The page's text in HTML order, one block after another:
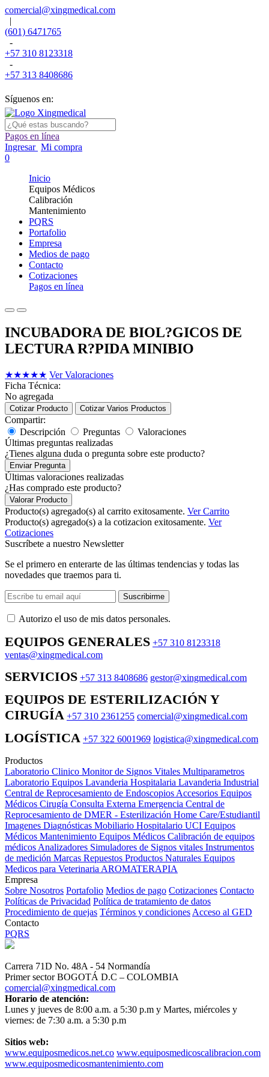
comercial@xingmedical.com
|
(601) 6471765
-
+57 310 8123318
-
+57 313 8408686
Síguenos en:
Pagos en línea
Ingresar Mi compra
0
Inicio
Equipos Médicos
Calibración
Mantenimiento
PQRS
Portafolio
Empresa
Medios de pago
Contacto
Cotizaciones
Pagos en línea
INCUBADORA DE BIOL?GICOS DE
LECTURA R?PIDA MINIBIO
★★★★★ Ver Valoraciones
Ficha Técnica:
No agregada
Cotizar Producto Cotizar Varios Productos
Compartir:
Descripción
Preguntas
Valoraciones
Últimas preguntas realizadas
¿Tienes alguna duda o pregunta sobre este producto?
Enviar Pregunta
Últimas valoraciones realizadas
¿Has comprado este producto?
Valorar Producto
Producto(s) agregado(s) al carrito exitosamente. Ver Carrito
Producto(s) agregado(s) a la cotizacion exitosamente. Ver
Cotizaciones
Suscríbete a nuestro Newsletter
Se el primero en enterarte de las últimas tendencias y todas las
novedades que traemos para ti.
Suscribirme
Autorizo ​​el uso de mis datos personales.
EQUIPOS GENERALES +57 310 8123318
ventas@xingmedical.com
SERVICIOS +57 313 8408686 gestor@xingmedical.com
EQUIPOS DE ESTERILIZACIÓN Y
CIRUGÍA +57 310 2361255 comercial@xingmedical.com
LOGÍSTICA +57 322 6001969 logistica@xingmedical.com
Productos
Laboratorio Clinico Monitor de Signos Vitales Multiparametros
Laboratorio Equipos Lavanderia Hospitalaria Lavanderia Industrial
Central de Reprocesamiento de Endoscopios Accesorios Equipos
Médicos Cirugía Consulta Externa Emergencia Central de
Reprocesamiento de DMER - Esterilización Home Care/Estudiantil
Imagenes Diagnósticas Mobiliario Hospitalario UCI Equipos
Médicos Mantenimiento Equipos Médicos Calibración de equipos
médicos Analizadores Simuladores de Signos vitales Instrumentos
de medición Marcas Repuestos Productos Naturales Equipos
Medicos para Veterinaria AROMATERAPIA
Empresa
Sobre Nosotros Portafolio Medios de pago Cotizaciones Contacto
Políticas de Privacidad Política de tratamiento de datos
Procedimiento de quejas Términos y condiciones Acceso al GED
Contacto
PQRS
Carrera 71D No. 48A - 54 Normandía
Primer sector BOGOTÁ D.C – COLOMBIA
comercial@xingmedical.com
Horario de atención:
Lunes y jueves de 8:00 a.m. a 5:30 p.m y Martes, miércoles y
viernes: de 7:30 a.m. a 5:30 p.m
Sitios web:
www.equiposmedicos.net.co www.equiposmedicoscalibracion.com
www.equiposmedicosmantenimiento.com